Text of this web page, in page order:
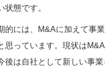
状態です。
的には、M&Aに加えて事
思っています。現状は
後は自社として新しい事